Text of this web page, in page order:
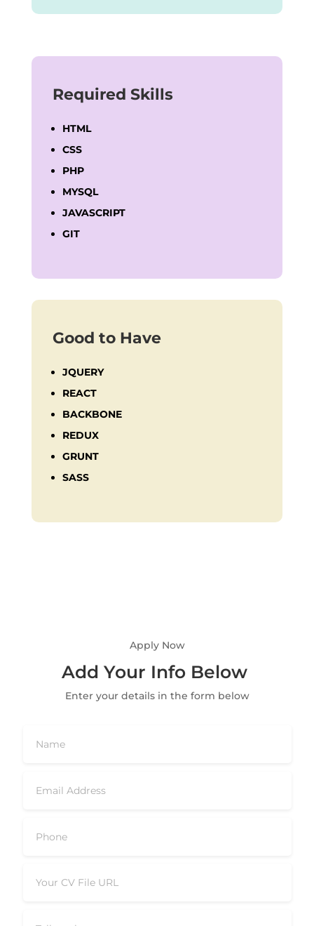
Required Skills
HTML
CSS
PHP
MYSQL
JAVASCRIPT
GIT
Good to Have
JQUERY
REACT
BACKBONE
REDUX
GRUNT
SASS
Apply Now
Add Your Info Below
Enter your details in the form below